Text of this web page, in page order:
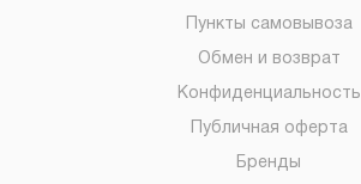
Пункты самовывоза
Обмен и возврат
Конфиденциальность
Публичная оферта
Бренды